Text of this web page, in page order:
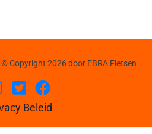
Copyright 2026 door EBRA Fietsen
Beleid